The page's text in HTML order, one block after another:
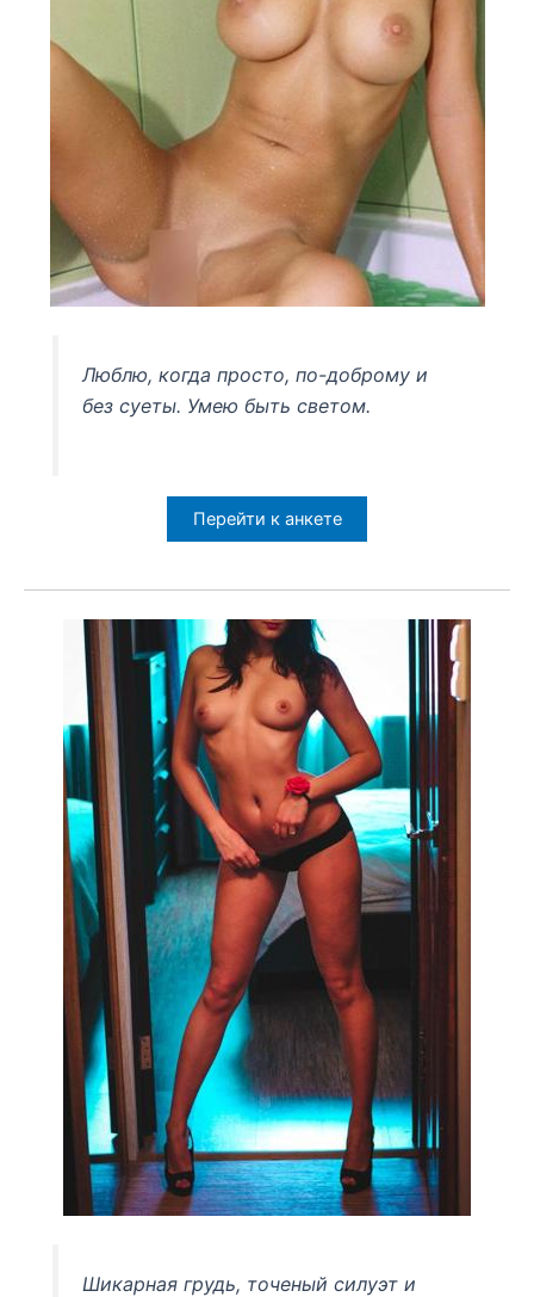
Люблю, когда просто, по-доброму и
без суеты. Умею быть светом.
Перейти к анкете
Шикарная грудь, точеный силуэт и